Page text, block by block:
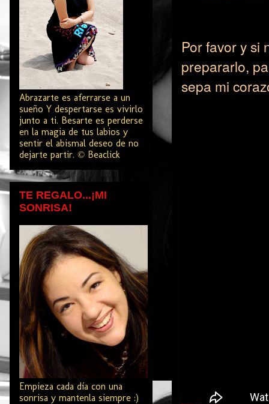
Por favor y si
prepararlo,
sepa mi
Abrazarte es aferrarse a un
sueño Y despertarse es vivirlo
junto a ti. Besarte es perderse
en la magia de tus labios y
sentir el abismal deseo de no
dejarte partir. © Beaclick
TE REGALO...¡MI
SONRISA!
Empieza cada día con una
sonrisa y mantenla siempre :)